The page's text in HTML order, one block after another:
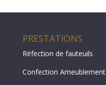
PRESTATIONS
Réfection de fauteuils
Confection Ameublement